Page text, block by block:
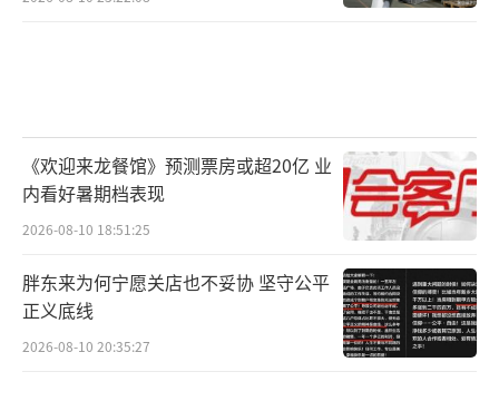
《欢迎来龙餐馆》预测票房或超20亿 业
内看好暑期档表现
2026-08-10 18:51:25
胖东来为何宁愿关店也不妥协 坚守公平
正义底线
2026-08-10 20:35:27